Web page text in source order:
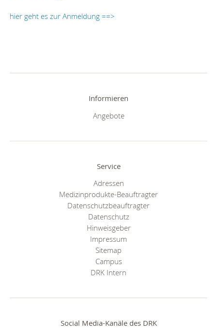
hier geht es zur Anmeldung ==>
Informieren
Angebote
Service
Adressen
Medizinprodukte-Beauftragter
Datenschutzbeauftragter
Datenschutz
Hinweisgeber
Impressum
Sitemap
Campus
DRK Intern
Social Media-Kanäle des DRK